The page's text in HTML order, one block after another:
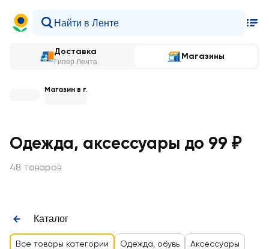
Доставка
Гипер Лента
Магазины
Магазин в г.
Одежда, аксессуары до 99 ₽
48 товаров
Каталог
Все товары категории Одежда, обувь Аксессуары